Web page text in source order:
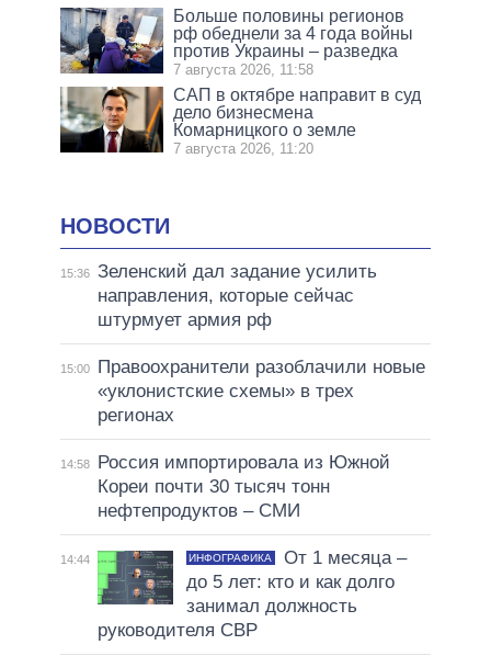
Больше половины регионов
рф обеднели за 4 года войны
против Украины – разведка
7 августа 2026, 11:58
САП в октябре направит в суд
дело бизнесмена
Комарницкого о земле
7 августа 2026, 11:20
НОВОСТИ
15:36 Зеленский дал задание усилить
направления, которые сейчас
штурмует армия рф
15:00
Правоохранители разоблачили новые
«уклонистские схемы» в трех
регионах
14:58
Россия импортировала из Южной
Кореи почти 30 тысяч тонн
нефтепродуктов – СМИ
14:44 ИНФОГРАФИКА
От 1 месяца –
до 5 лет: кто и как долго
занимал должность
руководителя СВР